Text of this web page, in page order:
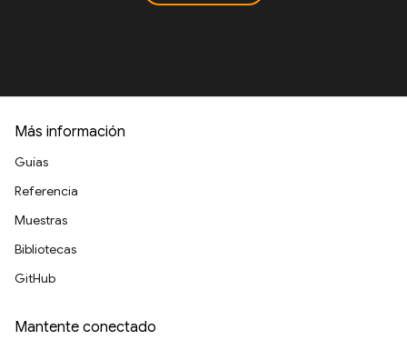
Más información
Guías
Referencia
Muestras
Bibliotecas
GitHub
Mantente conectado